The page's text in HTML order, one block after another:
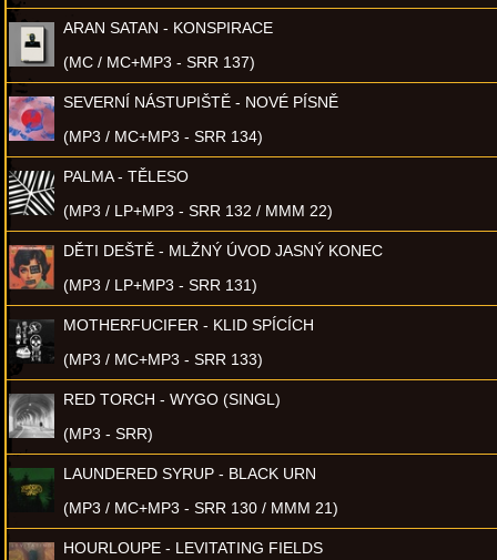
ARAN SATAN - KONSPIRACE
(MC / MC+MP3 - SRR 137)
SEVERNÍ NÁSTUPIŠTĚ - NOVÉ PÍSNĚ
(MP3 / MC+MP3 - SRR 134)
PALMA - TĚLESO
(MP3 / LP+MP3 - SRR 132 / MMM 22)
DĚTI DEŠTĚ - MLŽNÝ ÚVOD JASNÝ KONEC
(MP3 / LP+MP3 - SRR 131)
MOTHERFUCIFER - KLID SPÍCÍCH
(MP3 / MC+MP3 - SRR 133)
RED TORCH - WYGO (SINGL)
(MP3 - SRR)
LAUNDERED SYRUP - BLACK URN
(MP3 / MC+MP3 - SRR 130 / MMM 21)
HOURLOUPE - LEVITATING FIELDS